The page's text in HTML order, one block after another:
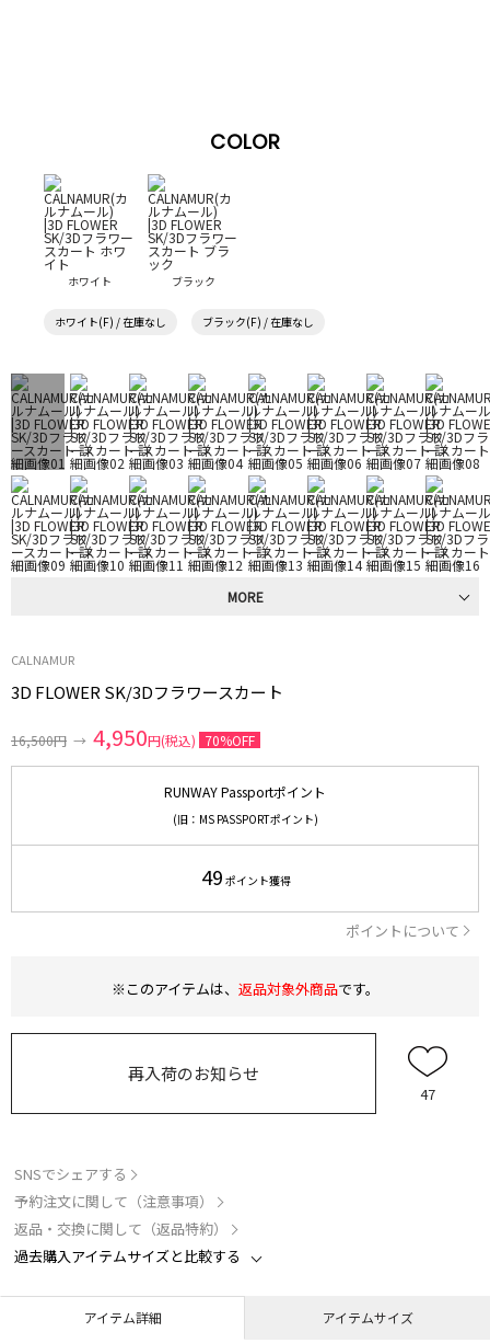
COLOR
ホワイト ブラック
ホワイト(F) / 在庫なし ブラック(F) / 在庫なし
MORE
CALNAMUR
3D FLOWER SK/3Dフラワースカート
16,500円 → 4,950円(税込) 70%OFF
RUNWAY Passportポイント
(旧：MS PASSPORTポイント)
49 ポイント獲得
ポイントについて
※このアイテムは、 返品対象外商品です。
再入荷のお知らせ
47
SNSでシェアする
予約注文に関して（注意事項）
返品・交換に関して（返品特約）
過去購入アイテムサイズと比較する
アイテム詳細 アイテムサイズ